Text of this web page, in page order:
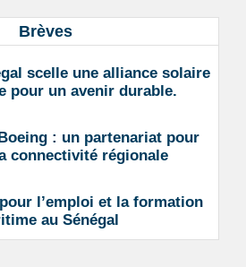
Brèves
scelle une alliance solaire
pour un avenir durable.
: un partenariat pour
connectivité régionale
l’emploi et la formation
au Sénégal